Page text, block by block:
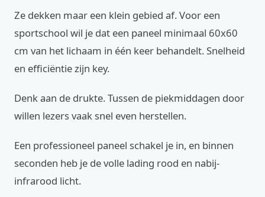
Ze dekken maar een klein gebied af. Voor een
sportschool wil je dat een paneel minimaal 60x60
cm van het lichaam in één keer behandelt. Snelheid
en efficiëntie zijn key.
Denk aan de drukte. Tussen de piekmiddagen door
willen lezers vaak snel even herstellen.
Een professioneel paneel schakel je in, en binnen
seconden heb je de volle lading rood en nabij-
infrarood licht.